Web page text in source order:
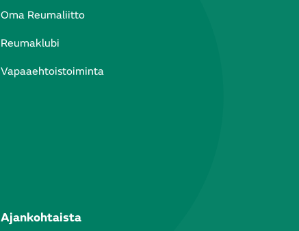
Oma Reumaliitto
Reumaklubi
Vapaaehtoistoiminta
Ajankohtaista